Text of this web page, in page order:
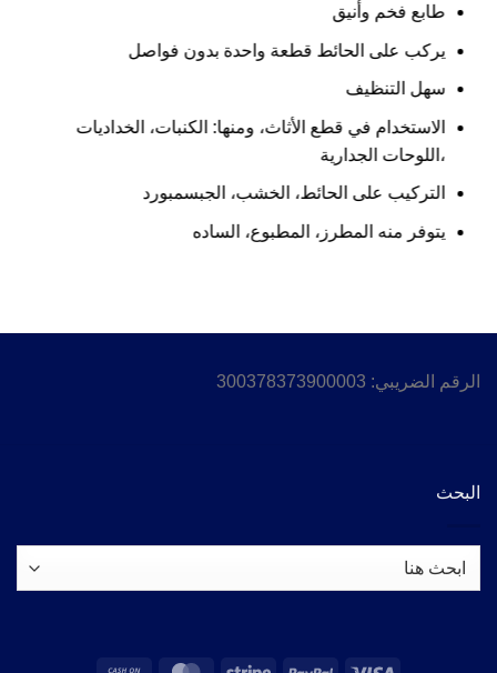
طابع فخم وأنيق
يركب على الحائط قطعة واحدة بدون فواصل
سهل التنظيف
الاستخدام في قطع الأثاث، ومنها: الكنبات، الخداديات
،اللوحات الجدارية
التركيب على الحائط، الخشب، الجبسمبورد
يتوفر منه المطرز، المطبوع، الساده
الرقم الضريبي: 300378373900003
البحث